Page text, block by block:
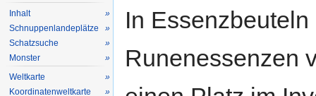
In
Runenessenzen
Inhalt
»
Schnuppenlandeplätze
»
Schatzsuche
»
Monster
»
Weltkarte
»
Koordinatenweltkarte
»